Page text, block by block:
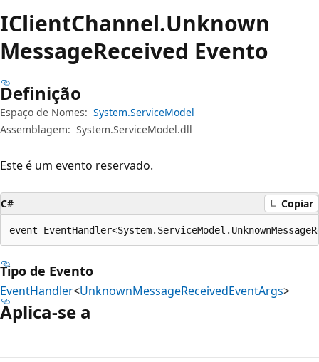
IClientChannel.Unknown
MessageReceived Evento
Definição
Espaço de Nomes: System.ServiceModel
Assemblagem: System.ServiceModel.dll
Este é um evento reservado.
C# Copiar
event
Tipo de Evento
EventHandler<UnknownMessageReceivedEventArgs>
Aplica-se a